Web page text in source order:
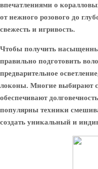
впечатлениями о
от нежного розового до
свежесть и игривость.
Чтобы получить
правильно подготовить
предварительное
локоны. Многие выбирают
обеспечивают
популярны техники
создать уникальный и